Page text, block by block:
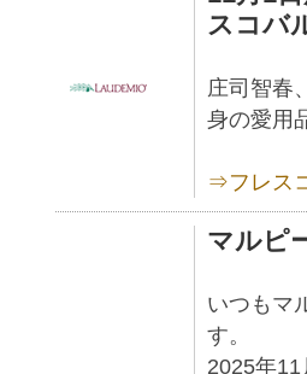
スコバ
庄司智春
身の愛用
⇒フレス
マルピ
いつもマ
す。
2025年